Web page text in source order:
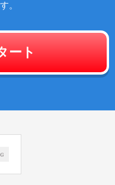
。
ート